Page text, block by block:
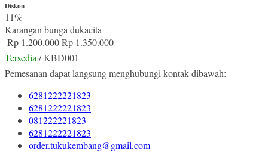
Diskon
11%
Karangan bunga dukacita
Rp 1.200.000Rp 1.350.000
Tersedia / KBD001
Pemesanan dapat langsung menghubungi kontak dibawah:
6281222221823
6281222221823
081222221823
6281222221823
order.tukukembang@gmail.com